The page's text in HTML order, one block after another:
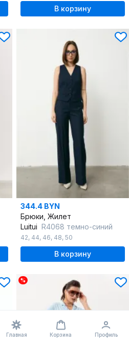
В корзину
344.4 BYN
Брюки, Жилет
Luitui R4068 темно-синий
42, 44, 46, 48, 50
В корзину
%
Главная Корзина Профиль